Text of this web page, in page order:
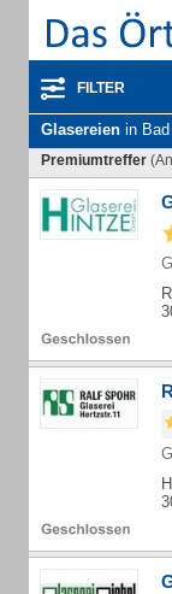
FILTER
Glasereien in
Premiumtreffer